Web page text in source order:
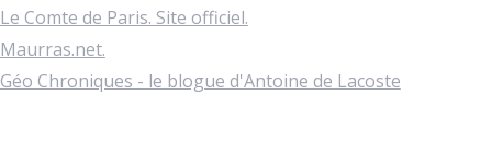
Le Comte de Paris. Site officiel.
Maurras.net.
Géo Chroniques - le blogue d'Antoine de Lacoste